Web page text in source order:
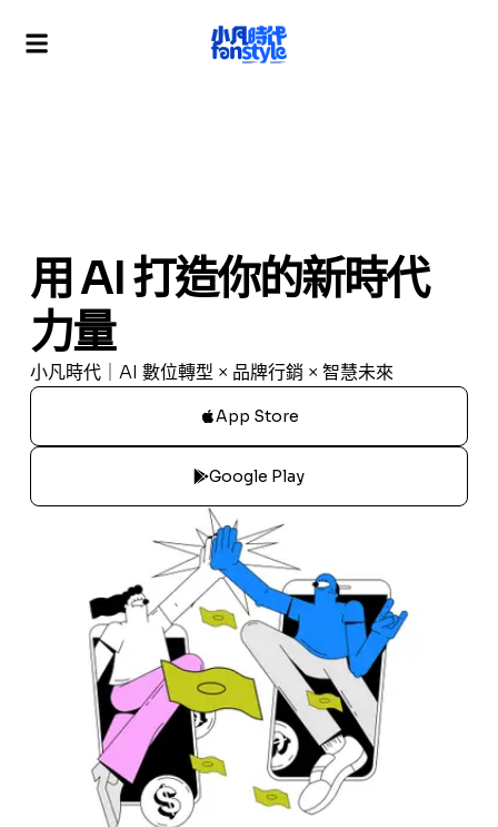
用 AI 打造你的新時代
力量
小凡時代｜AI 數位轉型 × 品牌行銷 × 智慧未來
App Store
Google Play